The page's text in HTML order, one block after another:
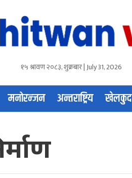
१५ श्रावण २०८३, शुक्रबार | July 31, 2026
मनोरन्जन अन्तराष्ट्रिय खेलकुद